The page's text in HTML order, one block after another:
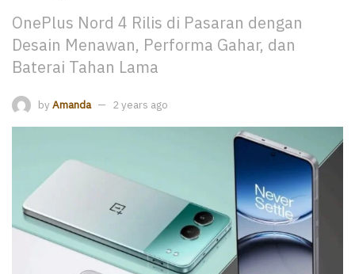
OnePlus Nord 4 Rilis di Pasaran dengan
Desain Menawan, Performa Gahar, dan
Baterai Tahan Lama
by Amanda 2 years ago